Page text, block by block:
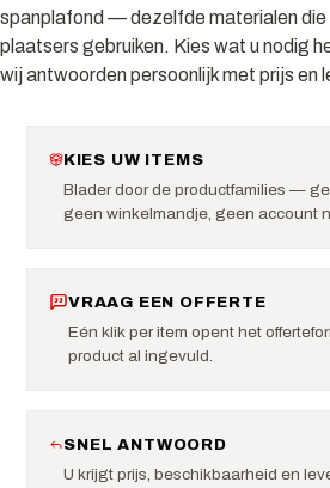
spanplafond — dezelfde materialen die
plaatsers gebruiken. Kies wat u nodig
wij antwoorden persoonlijk met prijs en
KIES UW ITEMS
Blader door de productfamilies —
geen winkelmandje, geen account
VRAAG EEN OFFERTE
Eén klik per item opent het
product al ingevuld.
SNEL ANTWOORD
U krijgt prijs, beschikbaarheid en